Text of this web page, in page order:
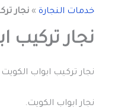
خدمات النجارة » نجار
نجار تركيب
نجار تركيب ابواب الكويت
نجار ابواب الكويت.